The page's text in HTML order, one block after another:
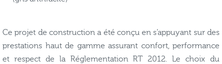
Ce projet de construction a été conçu en s’appuyant sur des
prestations haut de gamme assurant confort, performance
et respect de la Réglementation RT 2012. Le choix du